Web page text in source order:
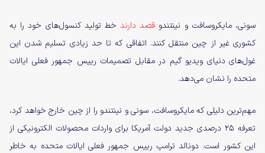
سونی، مایکروسافت و نینتندو قصد دارندخط تولید کنسول‌های خود را به
کشوری غیر از چین منتقل کنند. اتفاقی که تا حد زیادی تسلیم شدن این
غول‌های دنیای ویدیو گیم در مقابل تصمیمات رییس جمهور فعلی ایالات
متحده را نشان می‌دهد.
مهم‌ترین دلیلی که مایکروسافت، سونی و نینتندو را از چین خارج خواهد کرد،
تعرفه ۲۵ درصدی جدید دولت آمریکا برای واردات محصولات الکترونیکی از
این کشور است. دونالد ترامپ رییس جمهور فعلی ایالات متحده به خاطر